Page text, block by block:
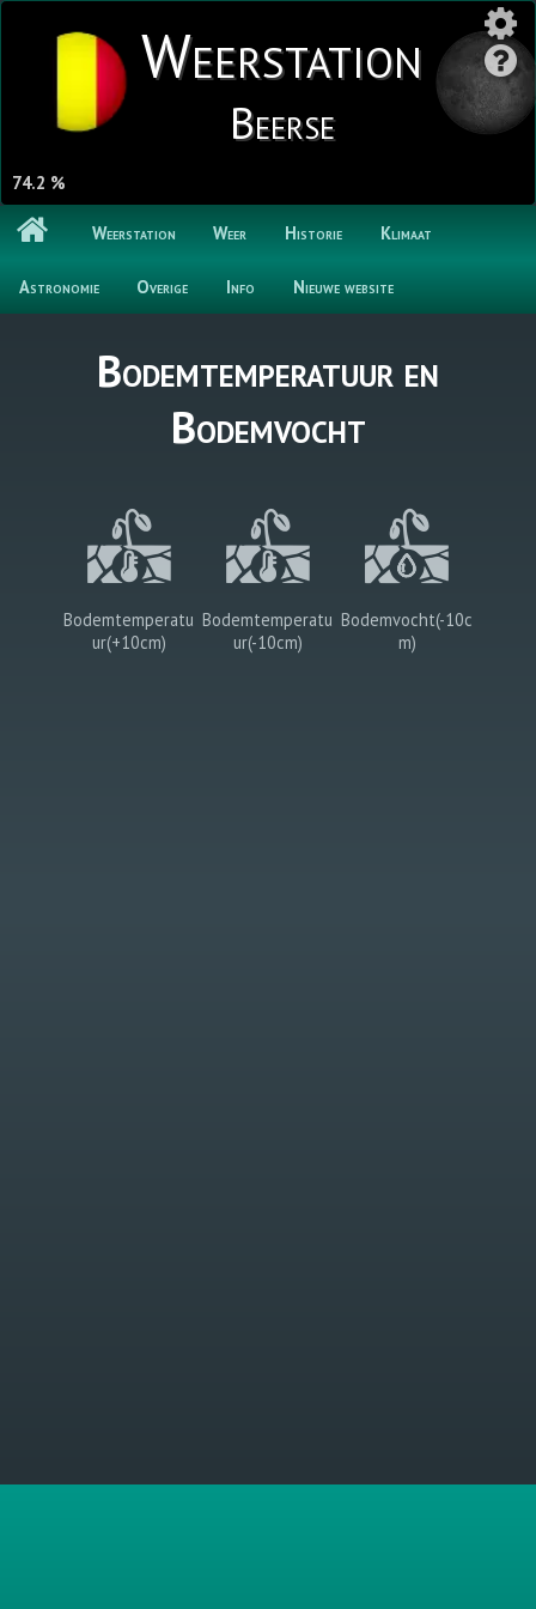
74.2 %
Weerstation
Beerse
Weerstation Weer Historie Klimaat
Astronomie Overige Info Nieuwe website
Bodemtemperatuur en
Bodemvocht
Bodemtemperatu
ur(+10cm)
Bodemtemperatu
ur(-10cm)
Bodemvocht(-10c
m)